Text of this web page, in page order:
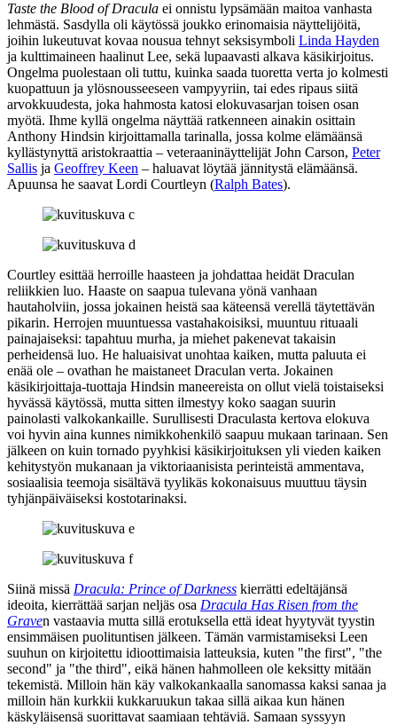
Taste the Blood of Dracula ei onnistu lypsämään maitoa vanhasta
lehmästä. Sasdylla oli käytössä joukko erinomaisia näyttelijöitä,
joihin lukeutuvat kovaa nousua tehnyt seksisymboli Linda Hayden
ja kulttimaineen haalinut Lee, sekä lupaavasti alkava käsikirjoitus.
Ongelma puolestaan oli tuttu, kuinka saada tuoretta verta jo kolmesti
kuopattuun ja ylösnousseeseen vampyyriin, tai edes ripaus siitä
arvokkuudesta, joka hahmosta katosi elokuvasarjan toisen osan
myötä. Ihme kyllä ongelma näyttää ratkenneen ainakin osittain
Anthony Hindsin kirjoittamalla tarinalla, jossa kolme elämäänsä
kyllästynyttä aristokraattia – veteraaninäyttelijät John Carson, Peter
Sallis ja Geoffrey Keen – haluavat löytää jännitystä elämäänsä.
Apuunsa he saavat Lordi Courtleyn (Ralph Bates).
Courtley esittää herroille haasteen ja johdattaa heidät Draculan
reliikkien luo. Haaste on saapua tulevana yönä vanhaan
hautaholviin, jossa jokainen heistä saa käteensä verellä täytettävän
pikarin. Herrojen muuntuessa vastahakoisiksi, muuntuu rituaali
painajaiseksi: tapahtuu murha, ja miehet pakenevat takaisin
perheidensä luo. He haluaisivat unohtaa kaiken, mutta paluuta ei
enää ole – ovathan he maistaneet Draculan verta. Jokainen
käsikirjoittaja-tuottaja Hindsin maneereista on ollut vielä toistaiseksi
hyvässä käytössä, mutta sitten ilmestyy koko saagan suurin
painolasti valkokankaille. Surullisesti Draculasta kertova elokuva
voi hyvin aina kunnes nimikkohenkilö saapuu mukaan tarinaan. Sen
jälkeen on kuin tornado pyyhkisi käsikirjoituksen yli vieden kaiken
kehitystyön mukanaan ja viktoriaanisista perinteistä ammentava,
sosiaalisia teemoja sisältävä tyylikäs kokonaisuus muuttuu täysin
tyhjänpäiväiseksi kostotarinaksi.
Siinä missä Dracula: Prince of Darkness kierrätti edeltäjänsä
ideoita, kierrättää sarjan neljäs osa Dracula Has Risen from the
Graven vastaavia mutta sillä erotuksella että ideat hyytyvät tyystin
ensimmäisen puolituntisen jälkeen. Tämän varmistamiseksi Leen
suuhun on kirjoitettu idioottimaisia latteuksia, kuten "the first", "the
second" ja "the third", eikä hänen hahmolleen ole keksitty mitään
tekemistä. Milloin hän käy valkokankaalla sanomassa kaksi sanaa ja
milloin hän kurkkii kukkaruukun takaa sillä aikaa kun hänen
käskyläisensä suorittavat saamiaan tehtäviä. Samaan syssyyn